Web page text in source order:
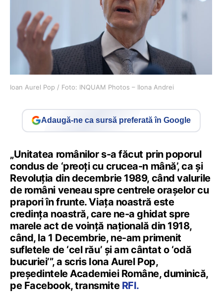
Ioan Aurel Pop / Foto: INQUAM Photos – Ilona Andrei
Adaugă-ne ca sursă preferată în Google
„Unitatea românilor s-a făcut prin poporul
condus de ‘preoţi cu crucea-n mână’, ca şi
Revoluţia din decembrie 1989, când valurile
de români veneau spre centrele oraşelor cu
prapori în frunte. Viaţa noastră este
credinţa noastră, care ne-a ghidat spre
marele act de voinţă naţională din 1918,
când, la 1 Decembrie, ne-am primenit
sufletele de ‘cel rău’ şi am cântat o ‘odă
bucuriei’”, a scris Iona Aurel Pop,
preşedintele Academiei Române, duminică,
pe Facebook, transmite RFI.